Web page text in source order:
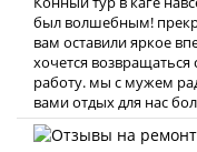
был волшебным!
вам оставили яркое
хочется
работу. мы с мужем
вами отдых для нас